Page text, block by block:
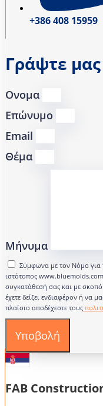
+386 408 15959
Γράψτε μας
Ονομα
Επώνυμο
Email
Θέμα
Μήνυμα
Σύμφωνα με τον Νόμο για
ιστότοπος
συγκατάθεσή σας και με
έχετε δείξει ενδιαφέρον ή να
πλαίσιο αποδέχεστε τους
Υποβολή
FAB